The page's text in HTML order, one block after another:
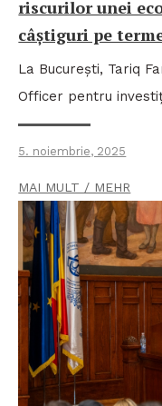
riscurilor unei
câștiguri pe
La București, Tariq
Officer pentru
5. noiembrie, 2025
MAI MULT / MEHR